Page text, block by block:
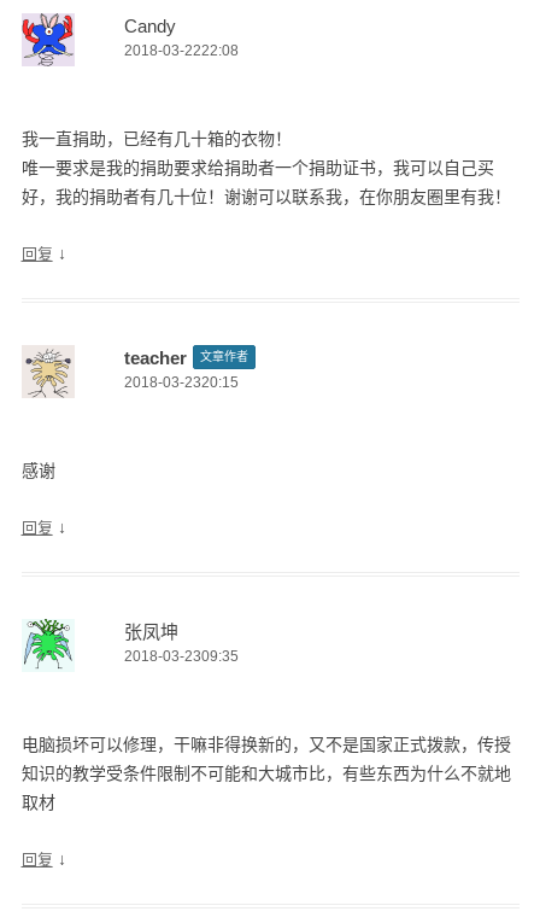
Candy
2018-03-2222:08
我一直捐助，已经有几十箱的衣物！
唯一要求是我的捐助要求给捐助者一个捐助证书，我可以自己买
好，我的捐助者有几十位！谢谢可以联系我，在你朋友圈里有我！
回复 ↓
teacher 文章作者
2018-03-2320:15
感谢
回复 ↓
张凤坤
2018-03-2309:35
电脑损坏可以修理，干嘛非得换新的，又不是国家正式拨款，传授
知识的教学受条件限制不可能和大城市比，有些东西为什么不就地
取材
回复 ↓